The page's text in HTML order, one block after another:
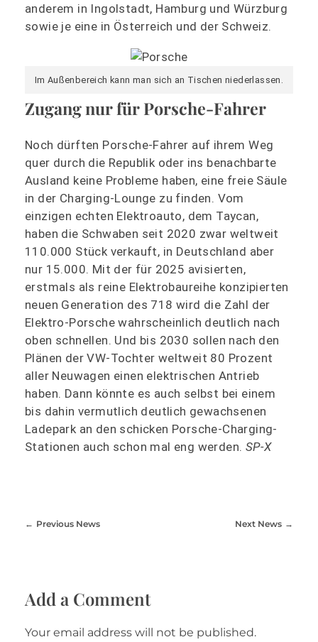
anderem in Ingolstadt, Hamburg und Würzburg
sowie je eine in Österreich und der Schweiz.
Im Außenbereich kann man sich an Tischen niederlassen.
Zugang nur für Porsche-Fahrer
Noch dürften Porsche-Fahrer auf ihrem Weg
quer durch die Republik oder ins benachbarte
Ausland keine Probleme haben, eine freie Säule
in der Charging-Lounge zu finden. Vom
einzigen echten Elektroauto, dem Taycan,
haben die Schwaben seit 2020 zwar weltweit
110.000 Stück verkauft, in Deutschland aber
nur 15.000. Mit der für 2025 avisierten,
erstmals als reine Elektrobaureihe konzipierten
neuen Generation des 718 wird die Zahl der
Elektro-Porsche wahrscheinlich deutlich nach
oben schnellen. Und bis 2030 sollen nach den
Plänen der VW-Tochter weltweit 80 Prozent
aller Neuwagen einen elektrischen Antrieb
haben. Dann könnte es auch selbst bei einem
bis dahin vermutlich deutlich gewachsenen
Ladepark an den schicken Porsche-Charging-
Stationen auch schon mal eng werden. SP-X
Previous News Next News
Add a Comment
Your email address will not be published.